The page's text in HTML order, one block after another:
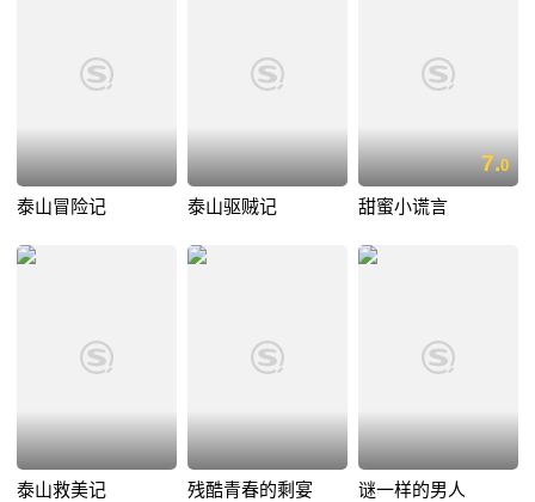
泰山冒险记 泰山驱贼记
7.0
甜蜜小谎言
泰山救美记 残酷青春的剩宴 谜一样的男人